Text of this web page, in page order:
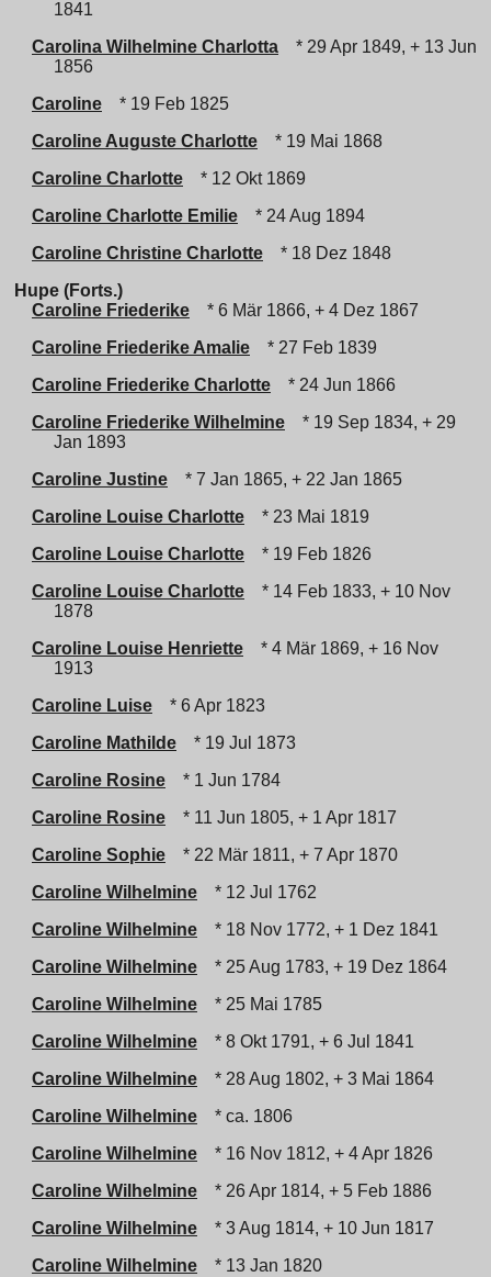
1841
Carolina Wilhelmine Charlotta
* 29 Apr 1849, + 13 Jun
1856
Caroline
* 19 Feb 1825
Caroline Auguste Charlotte
* 19 Mai 1868
Caroline Charlotte
* 12 Okt 1869
Caroline Charlotte Emilie
* 24 Aug 1894
Caroline Christine Charlotte
* 18 Dez 1848
Hupe (Forts.)
Caroline Friederike
* 6 Mär 1866, + 4 Dez 1867
Caroline Friederike Amalie
* 27 Feb 1839
Caroline Friederike Charlotte
* 24 Jun 1866
Caroline Friederike Wilhelmine
* 19 Sep 1834, + 29
Jan 1893
Caroline Justine
* 7 Jan 1865, + 22 Jan 1865
Caroline Louise Charlotte
* 23 Mai 1819
Caroline Louise Charlotte
* 19 Feb 1826
Caroline Louise Charlotte
* 14 Feb 1833, + 10 Nov
1878
Caroline Louise Henriette
* 4 Mär 1869, + 16 Nov
1913
Caroline Luise
* 6 Apr 1823
Caroline Mathilde
* 19 Jul 1873
Caroline Rosine
* 1 Jun 1784
Caroline Rosine
* 11 Jun 1805, + 1 Apr 1817
Caroline Sophie
* 22 Mär 1811, + 7 Apr 1870
Caroline Wilhelmine
* 12 Jul 1762
Caroline Wilhelmine
* 18 Nov 1772, + 1 Dez 1841
Caroline Wilhelmine
* 25 Aug 1783, + 19 Dez 1864
Caroline Wilhelmine
* 25 Mai 1785
Caroline Wilhelmine
* 8 Okt 1791, + 6 Jul 1841
Caroline Wilhelmine
* 28 Aug 1802, + 3 Mai 1864
Caroline Wilhelmine
* ca. 1806
Caroline Wilhelmine
* 16 Nov 1812, + 4 Apr 1826
Caroline Wilhelmine
* 26 Apr 1814, + 5 Feb 1886
Caroline Wilhelmine
* 3 Aug 1814, + 10 Jun 1817
Caroline Wilhelmine
* 13 Jan 1820